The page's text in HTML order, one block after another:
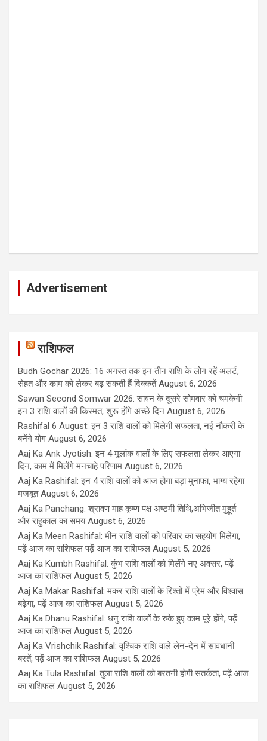
Advertisement
राशिफल
Budh Gochar 2026: 16 अगस्त तक इन तीन राशि के लोग रहें अलर्ट,
सेहत और काम को लेकर बढ़ सकती हैं दिक्कतें August 6, 2026
Sawan Second Somwar 2026: सावन के दूसरे सोमवार को चमकेगी
इन 3 राशि वालों की किस्मत, शुरू होंगे अच्छे दिन August 6, 2026
Rashifal 6 August: इन 3 राशि वालों को मिलेगी सफलता, नई नौकरी के
बनेंगे योग August 6, 2026
Aaj Ka Ank Jyotish: इन 4 मूलांक वालों के लिए सफलता लेकर आएगा
दिन, काम में मिलेंगे मनचाहे परिणाम August 6, 2026
Aaj Ka Rashifal: इन 4 राशि वालों को आज होगा बड़ा मुनाफा, भाग्य रहेगा
मजबूत August 6, 2026
Aaj Ka Panchang: श्रावण माह कृष्ण पक्ष अष्टमी तिथि,अभिजीत मुहूर्त
और राहुकाल का समय August 6, 2026
Aaj Ka Meen Rashifal: मीन राशि वालों को परिवार का सहयोग मिलेगा,
पढ़ें आज का राशिफल पढ़ें आज का राशिफल August 5, 2026
Aaj Ka Kumbh Rashifal: कुंभ राशि वालों को मिलेंगे नए अवसर, पढ़ें
आज का राशिफल August 5, 2026
Aaj Ka Makar Rashifal: मकर राशि वालों के रिश्तों में प्रेम और विश्वास
बढ़ेगा, पढ़ें आज का राशिफल August 5, 2026
Aaj Ka Dhanu Rashifal: धनु राशि वालों के रुके हुए काम पूरे होंगे, पढ़ें
आज का राशिफल August 5, 2026
Aaj Ka Vrishchik Rashifal: वृश्चिक राशि वाले लेन-देन में सावधानी
बरतें, पढ़ें आज का राशिफल August 5, 2026
Aaj Ka Tula Rashifal: तुला राशि वालों को बरतनी होगी सतर्कता, पढ़ें आज
का राशिफल August 5, 2026